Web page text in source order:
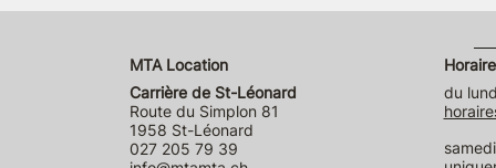
MTA Location
Carrière de St-Léonard
Route du Simplon 81
1958 St-Léonard
027 205 79 39
du